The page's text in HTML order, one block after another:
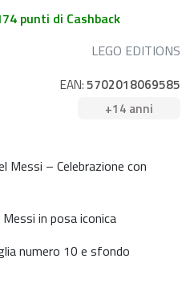
punti di Cashback
LEGO EDITIONS
EAN:5702018069585
+14 anni
Messi – Celebrazione con
in posa iconica
numero 10 e sfondo